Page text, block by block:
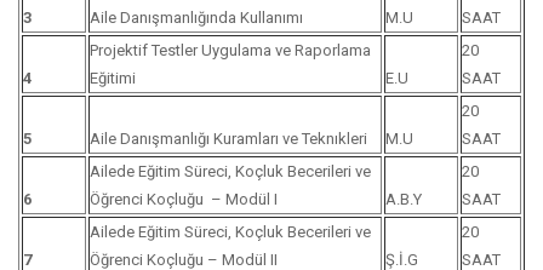
3
Aile Danışmanlığında Kullanımı
M.U
SAAT
4
Projektif Testler Uygulama ve Raporlama
Eğitimi
E.U
20
SAAT
5 Aile Danışmanlığı Kuramları ve Teknıkleri M.U
20
SAAT
6
Ailede Eğitim Süreci, Koçluk Becerileri ve
Öğrenci Koçluğu – Modül I
A.B.Y
20
SAAT
7
Ailede Eğitim Süreci, Koçluk Becerileri ve
Öğrenci Koçluğu – Modül II
Ş.İ.G
20
SAAT